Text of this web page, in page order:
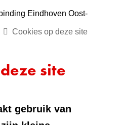
Eindhoven Oost-
Cookies op deze site
site
gebruik van